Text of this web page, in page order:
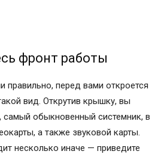
фронт работы
правильно, перед вами откроется
вид. Открутив крышку, вы
самый обыкновенный системник, в
а также звуковой карты.
несколько иначе — приведите